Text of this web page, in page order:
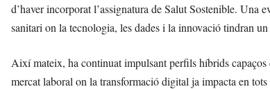
d’haver incorporat l’assignatura de Salut Sostenible. Una
sanitari on la tecnologia, les dades i la innovació tindran
Així mateix, ha continuat impulsant perfils híbrids
mercat laboral on la transformació digital ja impacta en tots